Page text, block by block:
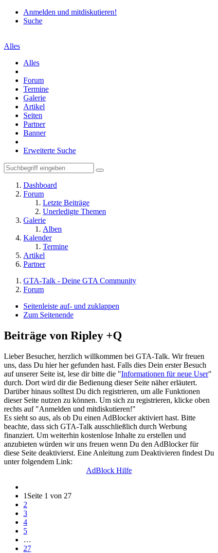
Anmelden und mitdiskutieren!
Suche
Alles
Alles
Forum
Termine
Galerie
Artikel
Seiten
Partner
Banner
Erweiterte Suche
Dashboard
Forum
Letzte Beiträge
Unerledigte Themen
Galerie
Alben
Kalender
Termine
Artikel
Partner
GTA-Talk - Deine GTA Community
Forum
Seitenleiste auf- und zuklappen
Zum Seitenende
Beiträge von Ripley +Q
Lieber Besucher, herzlich willkommen bei GTA-Talk. Wir freuen
uns, dass Du hier her gefunden hast. Falls dies Dein erster Besuch
auf unserer Seite ist, lese dir bitte die "Informationen für neue User"
durch. Dort wird dir die Bedienung dieser Seite näher erläutert.
Darüber hinaus solltest Du dich registrieren, um alle Funktionen
dieser Seite nutzen zu können. Um sich zu registrieren, klicke oben
rechts auf "Anmelden und mitdiskutieren!"
Es sieht so aus, als ob Du einen AdBlocker aktiviert hast. Bitte
beachte, dass sich GTA-Talk ausschließlich durch Werbung
finanziert. Um weiterhin kostenlose Inhalte zu erstellen und
anzubieten würden wir uns freuen wenn Du den AdBlocker für
diese Seite deaktivierst. Eine Anleitung zum Deaktivieren findest Du
unter folgendem Link:
AdBlock Hilfe
1 Seite 1 von 27
2
3
4
5
…
27